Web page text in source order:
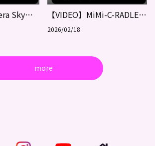
【VIDEO】Chimera Sky（2026.02.19） 【VIDEO】MiMi-C-RADLE（2026.02.18）
2026/02/18
more